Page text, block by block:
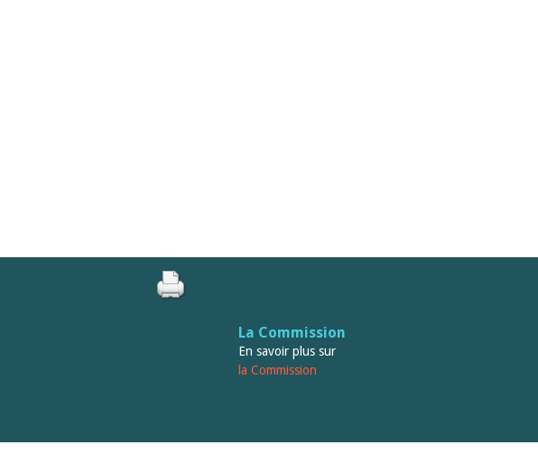
La Commission
En savoir plus sur
la Commission